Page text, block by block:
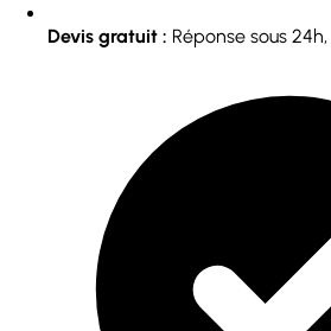
Devis gratuit : Réponse sous